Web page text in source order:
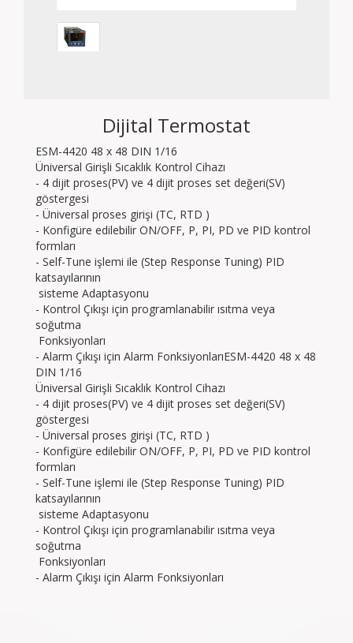
Dijital Termostat
ESM-4420 48 x 48 DIN 1/16
Üniversal Girişli Sıcaklık Kontrol Cihazı
- 4 dijit proses(PV) ve 4 dijit proses set değeri(SV)
göstergesi
- Üniversal proses girişi (TC, RTD )
- Konfigüre edilebilir ON/OFF, P, PI, PD ve PID kontrol
formları
- Self-Tune işlemi ile (Step Response Tuning) PID
katsayılarının
sisteme Adaptasyonu
- Kontrol Çıkışı için programlanabilir ısıtma veya
soğutma
Fonksiyonları
- Alarm Çıkışı için Alarm FonksiyonlarıESM-4420 48 x 48
DIN 1/16
Üniversal Girişli Sıcaklık Kontrol Cihazı
- 4 dijit proses(PV) ve 4 dijit proses set değeri(SV)
göstergesi
- Üniversal proses girişi (TC, RTD )
- Konfigüre edilebilir ON/OFF, P, PI, PD ve PID kontrol
formları
- Self-Tune işlemi ile (Step Response Tuning) PID
katsayılarının
sisteme Adaptasyonu
- Kontrol Çıkışı için programlanabilir ısıtma veya
soğutma
Fonksiyonları
- Alarm Çıkışı için Alarm Fonksiyonları